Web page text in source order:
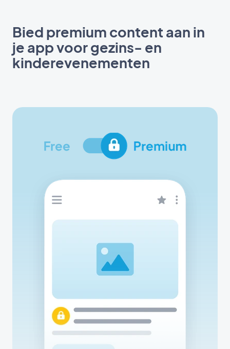
Bied premium content aan in
je app voor gezins- en
kinderevenementen